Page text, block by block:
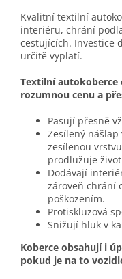
Kvalitní textilní
interiéru, chrání
cestujících. Investice
určitě vyplatí.
Textilní autokoberce
rozumnou cenu a
Pasují přesně
Zesílený
zesílenou
prodlužuje
Dodávají
zároveň chrání
poškozením.
Protiskluzová
Snižují hluk v
Koberce obsahují i
pokud je na to